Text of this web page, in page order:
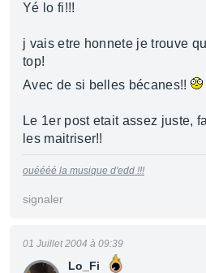
Yé lo fi!!!
j vais etre honnete je trouve
top!
Avec de si belles bécanes!!
Le 1er post etait assez juste,
les maitriser!!
ouéééé la musique d'edd !!!
signaler
Lo_Fi
01 Juillet 2004 à 09:39